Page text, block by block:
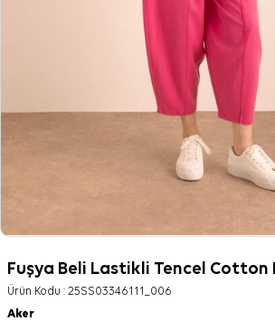
Fuşya Beli Lastikli Tencel Cotton
Ürün Kodu : 25SS03346111_006
Aker